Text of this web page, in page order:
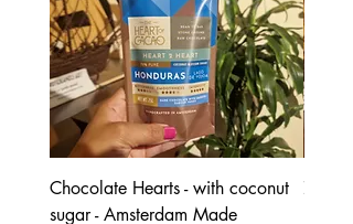
Chocolate Hearts - with coconut
sugar - Amsterdam Made
70%